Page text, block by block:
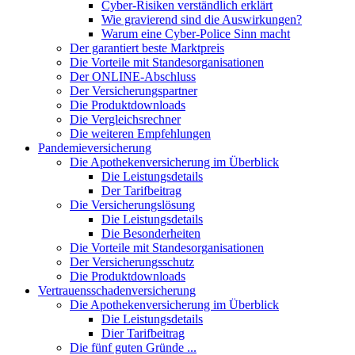
Cyber-Risiken verständlich erklärt
Wie gravierend sind die Auswirkungen?
Warum eine Cyber-Police Sinn macht
Der garantiert beste Marktpreis
Die Vorteile mit Standesorganisationen
Der ONLINE-Abschluss
Der Versicherungspartner
Die Produktdownloads
Die Vergleichsrechner
Die weiteren Empfehlungen
Pandemieversicherung
Die Apothekenversicherung im Überblick
Die Leistungsdetails
Der Tarifbeitrag
Die Versicherungslösung
Die Leistungsdetails
Die Besonderheiten
Die Vorteile mit Standesorganisationen
Der Versicherungsschutz
Die Produktdownloads
Vertrauensschadenversicherung
Die Apothekenversicherung im Überblick
Die Leistungsdetails
Dier Tarifbeitrag
Die fünf guten Gründe ...